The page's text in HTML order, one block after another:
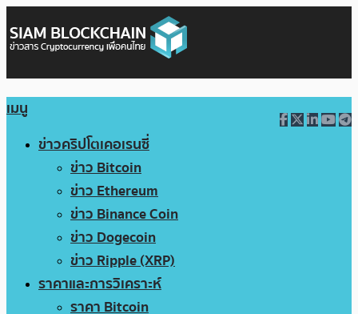
เมนู
ข่าวคริปโตเคอเรนซี่
ข่าว Bitcoin
ข่าว Ethereum
ข่าว Binance Coin
ข่าว Dogecoin
ข่าว Ripple (XRP)
ราคาและการวิเคราะห์
ราคา Bitcoin